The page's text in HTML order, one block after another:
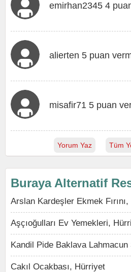
emirhan2345 4
alierten 5 puan
misafir71 5 puan
Yorum Yaz Tüm
Buraya Alternatif
Arslan Kardeşler Ekmek
Aşçıoğulları Ev Yemekleri,
Kandil Pide Baklava
Cakıl Ocakbası, Hürriyet